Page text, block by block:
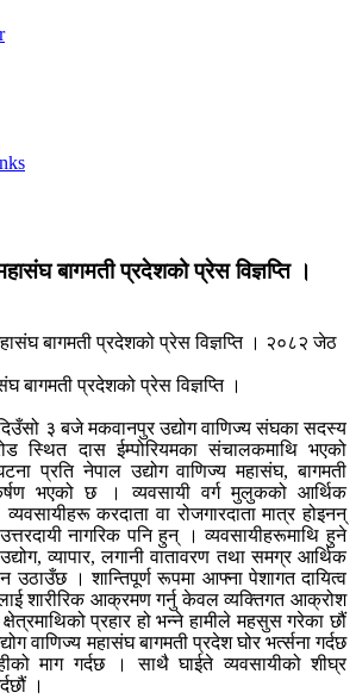
बागमती प्रदेशको प्रेस विज्ञप्ति ।
बागमती प्रदेशको प्रेस विज्ञप्ति ।
३ बजे मकवानपुर उद्योग वाणिज्य संघका सदस्य
स्थित दास ईम्पोरियमका संचालकमाथि भएको
प्रति नेपाल उद्योग वाणिज्य महासंघ, बागमती
भएको छ । व्यवसायी वर्ग मुलुकको आर्थिक
करदाता वा रोजगारदाता मात्र होइनन्
नागरिक पनि हुन् । व्यवसायीहरूमाथि हुने
व्यापार, लगानी वातावरण तथा समग्र आर्थिक
उठाउँछ । शान्तिपूर्ण रूपमा आफ्ना पेशागत दायित्व
शारीरिक आक्रमण गर्नु केवल व्यक्तिगत आक्रोश
क्षेत्रमाथिको प्रहार हो भन्ने हामीले महसुस गरेका छौं
वाणिज्य महासंघ बागमती प्रदेश घोर भर्त्सना गर्दछ
माग गर्दछ । साथै घाईते व्यवसायीको शीघ्र
।